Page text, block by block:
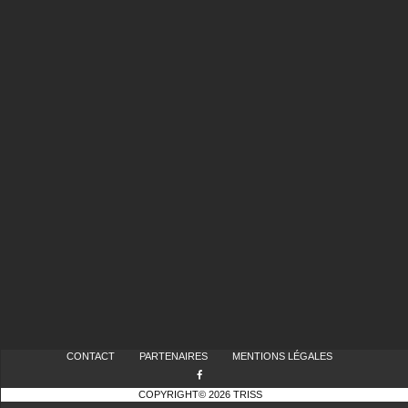
CONTACT PARTENAIRES MENTIONS LÉGALES
COPYRIGHT© 2026 TRISS